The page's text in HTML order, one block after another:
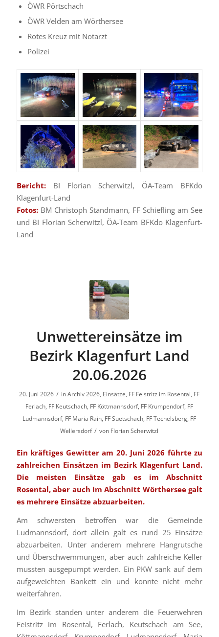
ÖWR Pörtschach
ÖWR Velden am Wörthersee
Rotes Kreuz mit Notarzt
Polizei
Bericht:BI Florian Scherwitzl, ÖA-Team BFKdo
Klagenfurt-Land
Fotos:BM Christoph Standmann, FF Schiefling am See
und BI Florian Scherwitzl, ÖA-Team BFKdo Klagenfurt-
Land
Unwettereinsätze im
Bezirk Klagenfurt Land
20.06.2026
20. Juni 2026 / inArchiv 2026, Einsätze, FF Feistritz im Rosental, FF
Ferlach, FF Keutschach, FF Köttmannsdorf, FF Krumpendorf, FF
Ludmannsdorf, FF Maria Rain, FF Suetschach, FF Techelsberg, FF
Wellersdorf / von Florian Scherwitzl
Ein kräftiges Gewitter am 20. Juni 2026 führte zu
zahlreichen Einsätzen im Bezirk Klagenfurt Land.
Die meisten Einsätze gab es im Abschnitt
Rosental, aber auch im Abschnitt Wörthersee galt
es mehrere Einsätze abzuarbeiten.
Am schwersten betroffen war die Gemeinde
Ludmannsdorf, dort allein galt es rund 25 Einsätze
abzuarbeiten. Unter anderem mehrere Hangrutsche
und Überschwemmungen, aber auch zahlreiche Keller
mussten ausgepumpt werden. Ein PKW sank auf dem
aufgeweichten Bankett ein und konnte nicht mehr
weiterfahren.
Im Bezirk standen unter anderem die Feuerwehren
Feistritz im Rosental, Ferlach, Keutschach am See,